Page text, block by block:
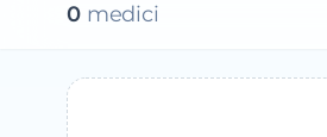
0medici